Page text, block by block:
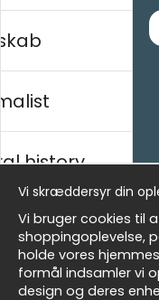
Kontakt os
- Returer och
- Leverans - enkelt,
Om cookies
Mine favoritter
Nyhedsbrev
history
Vi skræddersyr din
Vi bruger cookies til
shoppingoplevelse,
holde vores
formål indsamler vi
design og deres